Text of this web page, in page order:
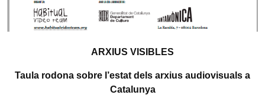
ARXIUS VISIBLES
Taula rodona sobre l’estat dels arxius audiovisuals a
Catalunya